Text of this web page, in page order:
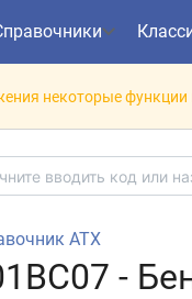
некоторые
АТХ
-